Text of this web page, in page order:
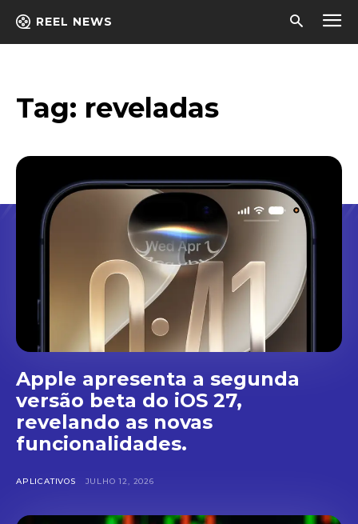
REEL NEWS
Tag: reveladas
Apple apresenta a segunda
versão beta do iOS 27,
revelando as novas
funcionalidades.
APLICATIVOS JULHO 12, 2026